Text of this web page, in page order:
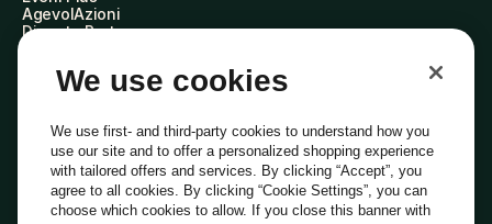
AgevolAzioni
Diventa Partner
Everli Shoppers
About Us
Everli News
Domande frequenti
Lavora con noi
Diventa Shopper
Investitori
PrivacyCookiePreferenze Cookie
We use cookies
We use first- and third-party cookies to understand how you
use our site and to offer a personalized shopping experience
with tailored offers and services. By clicking “Accept”, you
agree to all cookies. By clicking “Cookie Settings”, you can
choose which cookies to allow. If you close this banner with